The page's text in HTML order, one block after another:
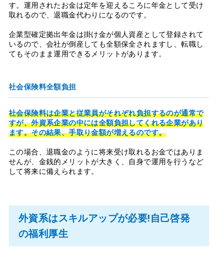
す。運用されたお金は定年を迎えるころに年金として受け
取れるので、退職金代わりになるのです。
企業型確定拠出年金は掛け金が個人資産として登録されて
いるので、会社が倒産しても全額保全されますし、転職し
てもそのまま運用できるメリットがあります。
社会保険料全額負担
社会保険料は企業と従業員がそれぞれ負担するのが通常で
すが、外資系企業の中には全額負担してくれる企業があり
ます。その結果、手取り金額が増えるのです。
この場合、退職金のように将来受け取れるお金ではありま
せんが、金銭的メリットが大きく、自身で運用を行うなど
して将来に備えられます。
外資系はスキルアップが必要!自己啓発
の福利厚生